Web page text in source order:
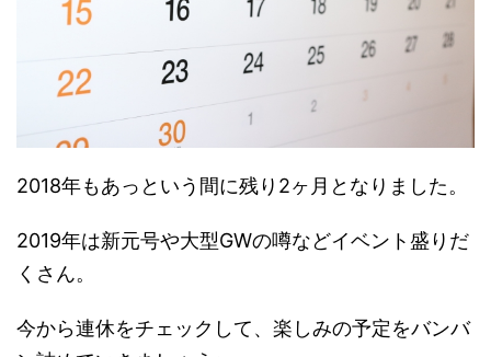
2018年もあっという間に残り2ヶ月となりました。
2019年は新元号や大型GWの噂などイベント盛りだ
くさん。
今から連休をチェックして、楽しみの予定をバンバ